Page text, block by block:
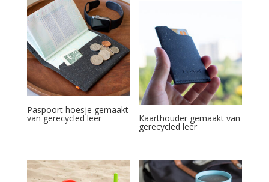
Paspoort hoesje gemaakt
van gerecycled leer Kaarthouder gemaakt van
gerecycled leer